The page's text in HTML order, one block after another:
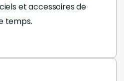
et accessoires de
temps.